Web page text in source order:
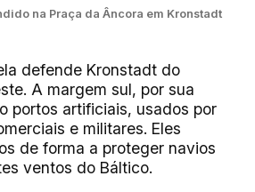
na Praça da Âncora em Kronstadt
defende Kronstadt do
A margem sul, por sua
portos artificiais, usados por
e militares. Eles
de forma a proteger navios
ventos do Báltico.